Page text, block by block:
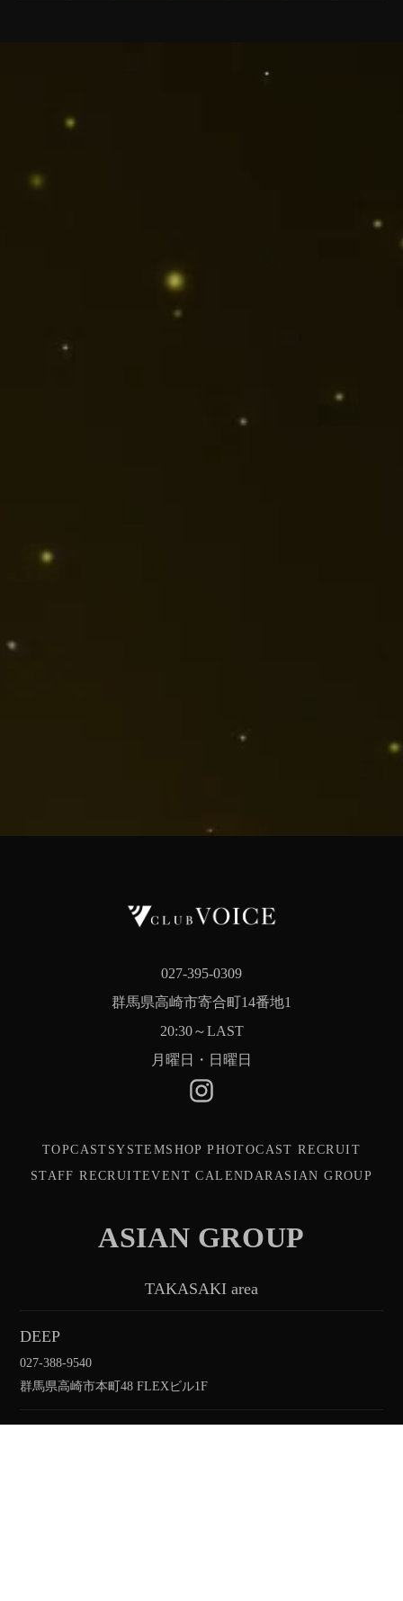
027-395-0309
群馬県高崎市寄合町14番地1
20:30～LAST
月曜日・日曜日
TOPCAST SYSTEMSHOP PHOTOCAST RECRUIT
STAFF RECRUITEVENT CALENDAR ASIAN GROUP
ASIAN GROUP
TAKASAKI area
DEEP
027-388-9540
群馬県高崎市本町48 FLEXビル1F